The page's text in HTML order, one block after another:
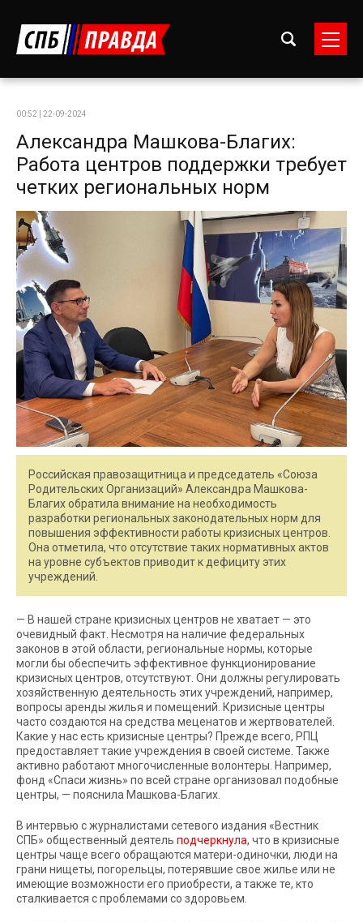
00:52 | 22-09-2024
Александра Машкова-Благих:
Работа центров поддержки требует
четких региональных норм
Российская правозащитница и председатель «Союза
Родительских Организаций» Александра Машкова-
Благих обратила внимание на необходимость
разработки региональных законодательных норм для
повышения эффективности работы кризисных центров.
Она отметила, что отсутствие таких нормативных актов
на уровне субъектов приводит к дефициту этих
учреждений.
— В нашей стране кризисных центров не хватает — это
очевидный факт. Несмотря на наличие федеральных
законов в этой области, региональные нормы, которые
могли бы обеспечить эффективное функционирование
кризисных центров, отсутствуют. Они должны регулировать
хозяйственную деятельность этих учреждений, например,
вопросы аренды жилья и помещений. Кризисные центры
часто создаются на средства меценатов и жертвователей.
Какие у нас есть кризисные центры? Прежде всего, РПЦ
предоставляет такие учреждения в своей системе. Также
активно работают многочисленные волонтеры. Например,
фонд «Спаси жизнь» по всей стране организовал подобные
центры, — пояснила Машкова-Благих.
В интервью с журналистами сетевого издания «Вестник
СПБ» общественный деятель подчеркнула, что в кризисные
центры чаще всего обращаются матери-одиночки, люди на
грани нищеты, погорельцы, потерявшие свое жилье или не
имеющие возможности его приобрести, а также те, кто
сталкивается с проблемами со здоровьем.